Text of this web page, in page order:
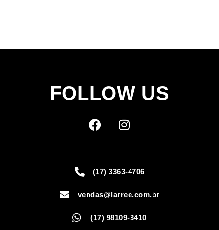
(17) 3363-4706
vendas@larree.com.br
(17) 98109-3410
FOLLOW US